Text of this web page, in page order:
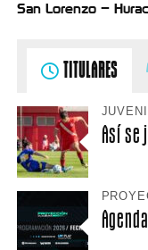
San Lorenzo –
TITULARES
Así se